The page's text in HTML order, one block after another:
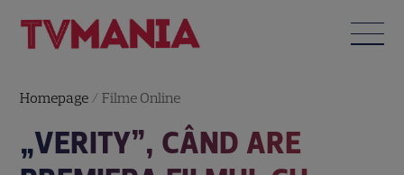
Homepage /Filme Online
„VERITY”, CÂND ARE